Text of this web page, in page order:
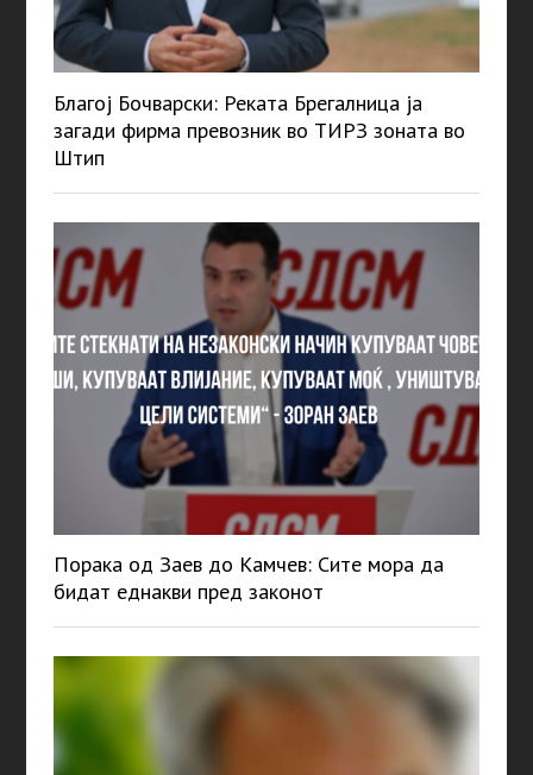
Благој Бочварски: Реката Брегалница ја
загади фирма превозник во ТИРЗ зоната во
Штип
Порака од Заев до Камчев: Сите мора да
бидат еднакви пред законот